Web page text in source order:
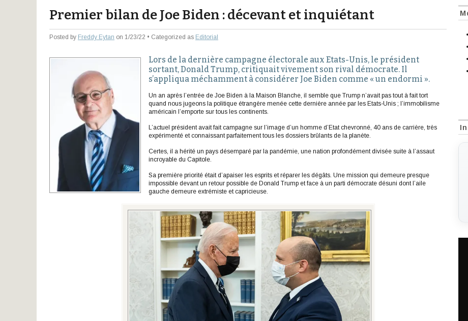
Premier bilan de Joe Biden : décevant et inquiétant
Posted by Freddy Eytan on 1/23/22 • Categorized as Editorial
Lors de la dernière campagne électorale aux Etats-Unis, le président
sortant, Donald Trump, critiquait vivement son rival démocrate. Il
s’appliqua méchamment à considérer Joe Biden comme « un endormi ».
Un an après l’entrée de Joe Biden à la Maison Blanche, il semble que Trump n’avait pas tout à fait tort
quand nous jugeons la politique étrangère menée cette dernière année par les Etats-Unis ; l’immobilisme
américain l’emporte sur tous les continents.
L’actuel président avait fait campagne sur l’image d’un homme d’Etat chevronné, 40 ans de carrière, très
expérimenté et connaissant parfaitement tous les dossiers brûlants de la planète.
Certes, il a hérité un pays désemparé par la pandémie, une nation profondément divisée suite à l’assaut
incroyable du Capitole.
Sa première priorité était d’apaiser les esprits et réparer les dégâts. Une mission qui demeure presque
impossible devant un retour possible de Donald Trump et face à un parti démocrate désuni dont l’aile
gauche demeure extrémiste et capricieuse.